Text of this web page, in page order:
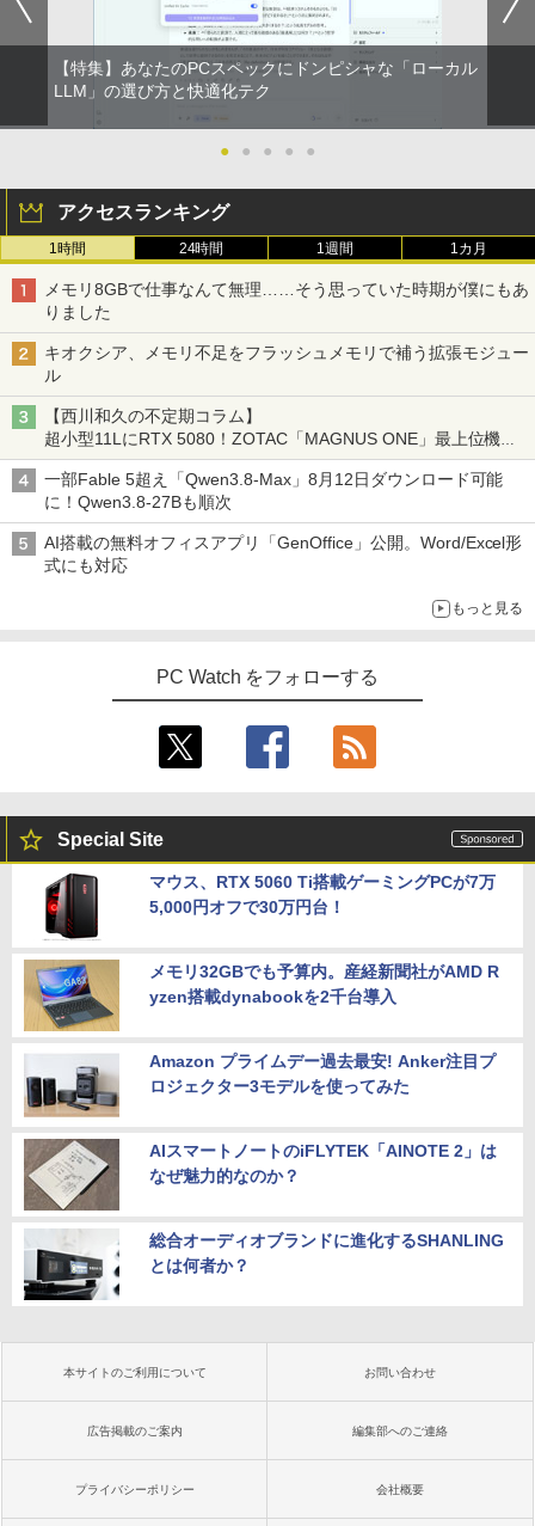
【特集】あなたのPCスペックにドンピシャな「ローカル
LLM」の選び方と快適化テク
● ● ● ● ●
アクセスランキング
1時間 24時間 1週間 1カ月
メモリ8GBで仕事なんて無理……そう思っていた時期が僕にもあ
りました
キオクシア、メモリ不足をフラッシュメモリで補う拡張モジュー
ル
【西川和久の不定期コラム】
超小型11LにRTX 5080！ZOTAC「MAGNUS ONE」最上位機の
実力を探る
一部Fable 5超え「Qwen3.8-Max」8月12日ダウンロード可能
に！Qwen3.8-27Bも順次
AI搭載の無料オフィスアプリ「GenOffice」公開。Word/Excel形
式にも対応
もっと見る
PC Watch をフォローする
Special Site
マウス、RTX 5060 Ti搭載ゲーミングPCが7万
5,000円オフで30万円台！
メモリ32GBでも予算内。産経新聞社がAMD R
yzen搭載dynabookを2千台導入
Amazon プライムデー過去最安! Anker注目プ
ロジェクター3モデルを使ってみた
AIスマートノートのiFLYTEK「AINOTE 2」は
なぜ魅力的なのか？
総合オーディオブランドに進化するSHANLING
とは何者か？
本サイトのご利用について お問い合わせ
広告掲載のご案内 編集部へのご連絡
プライバシーポリシー 会社概要